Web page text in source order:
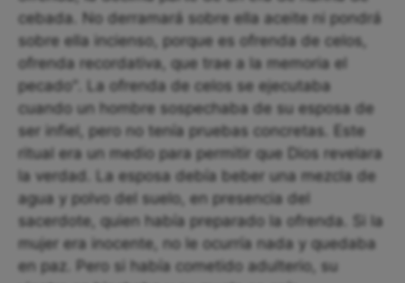
cebada. No derramará sobre ella aceite ni pondrá
sobre ella incienso, porque es ofrenda de celos,
ofrenda recordativa, que trae a la memoria el
pecado". La ofrenda de celos se ejecutaba
cuando un hombre sospechaba de su esposa de
ser infiel, pero no tenía pruebas concretas. Este
ritual era un medio para permitir que Dios revelara
la verdad. La esposa debía beber una mezcla de
agua y polvo del suelo, en presencia del
sacerdote, quien había preparado la ofrenda. Si la
mujer era inocente, no le ocurría nada y quedaba
en paz. Pero si había cometido adulterio, su